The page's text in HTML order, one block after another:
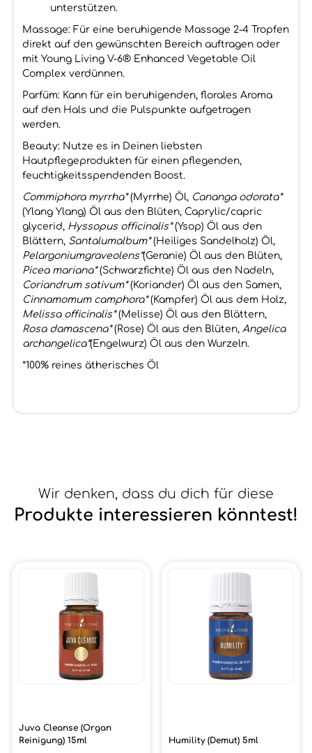
unterstützen.
Massage: Für eine beruhigende Massage 2-4 Tropfen
direkt auf den gewünschten Bereich auftragen oder
mit Young Living V-6® Enhanced Vegetable Oil
Complex verdünnen.
Parfüm: Kann für ein beruhigenden, florales Aroma
auf den Hals und die Pulspunkte aufgetragen
werden.
Beauty: Nutze es in Deinen liebsten
Hautpflegeprodukten für einen pflegenden,
feuchtigkeitsspendenden Boost.
Commiphora myrrha*(Myrrhe) Öl, Cananga odorata*
(Ylang Ylang) Öl aus den Blüten, Caprylic/capric
glycerid, Hyssopus officinalis*(Ysop) Öl aus den
Blättern, Santalumalbum*(Heiliges Sandelholz) Öl,
Pelargoniumgraveolens*(Geranie) Öl aus den Blüten,
Picea mariana*(Schwarzfichte) Öl aus den Nadeln,
Coriandrum sativum*(Koriander) Öl aus den Samen,
Cinnamomum camphora*(Kampfer) Öl aus dem Holz,
Melissa officinalis*(Melisse) Öl aus den Blättern,
Rosa damascena*(Rose) Öl aus den Blüten, Angelica
archangelica*(Engelwurz) Öl aus den Wurzeln.
*100% reines ätherisches Öl
Wir denken, dass du dich für diese
Produkte interessieren könntest!
Juva Cleanse (Organ
Reinigung) 15ml
Humility (Demut) 5ml